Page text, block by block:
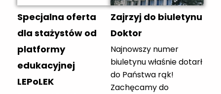
wyjątkowym znaczeniu
dla środowiska
medycznego, które
gromadzi czołowych
ekspertów i
specjalistów
zaangażowanych w
Specjalna oferta
dla stażystów od
platformy
edukacyjnej
LEPoLEK
Zajrzyj do biuletynu
Doktor
Najnowszy numer
biuletynu właśnie dotarł
do Państwa rąk!
Zachęcamy do